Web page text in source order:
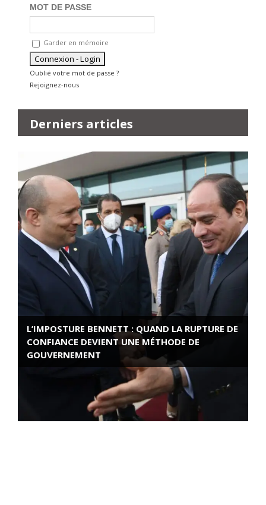
MOT DE PASSE
Garder en mémoire
Oublié votre mot de passe ?
Rejoignez-nous
Derniers articles
L’IMPOSTURE BENNETT : QUAND LA RUPTURE DE
CONFIANCE DEVIENT UNE MÉTHODE DE
GOUVERNEMENT
ROSE VALLAND, HEROÏNE DE LA RESISTANCE